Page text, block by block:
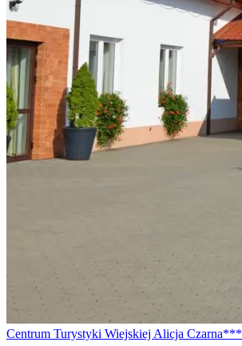
Centrum Turystyki Wiejskiej Alicja Czarna***